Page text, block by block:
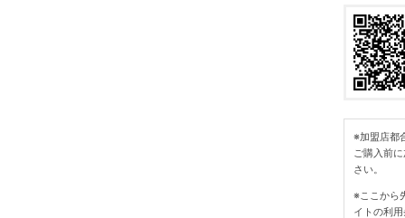
※加盟店都
ご購入前
さい。
※ここから
イトの利